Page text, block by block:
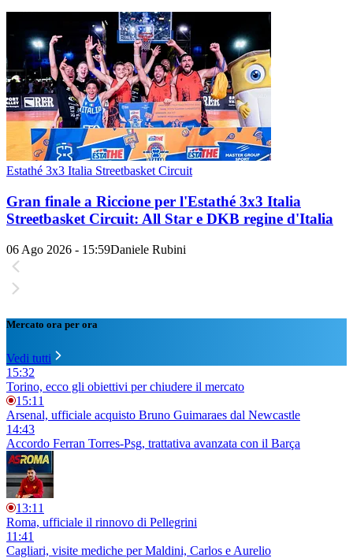
Estathé 3x3 Italia Streetbasket Circuit
Gran finale a Riccione per l'Estathé 3x3 Italia
Streetbasket Circuit: All Star e DKB regine d'Italia
06 Ago 2026 - 15:59Daniele Rubini
Mercato ora per ora
Vedi tutti
15:32
Torino, ecco gli obiettivi per chiudere il mercato
15:11
Arsenal, ufficiale acquisto Bruno Guimaraes dal Newcastle
14:43
Accordo Ferran Torres-Psg, trattativa avanzata con il Barça
13:11
Roma, ufficiale il rinnovo di Pellegrini
11:41
Cagliari, visite mediche per Maldini, Carlos e Aurelio